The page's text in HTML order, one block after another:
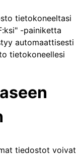
tietokoneeltasi
-painiketta
automaattisesti
tietokoneellesi
tiedostot voivat